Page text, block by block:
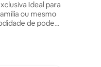
Ideal para
ou mesmo
de poder
num lugar
Acomodação